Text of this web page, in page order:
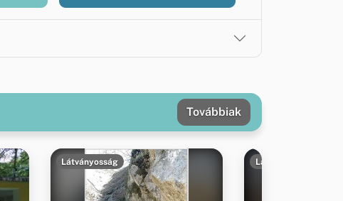
Továbbiak
Látványosság Látványosság